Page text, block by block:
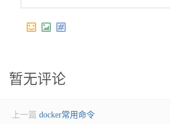
暂无评论
上一篇 docker常用命令